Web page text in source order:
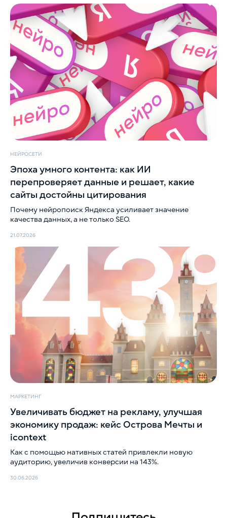
НЕЙРОСЕТИ
Эпоха умного контента: как ИИ
перепроверяет данные и решает, какие
сайты достойны цитирования
Почему нейропоиск Яндекса усиливает значение
качества данных, а не только SEO.
21.07.2026
МАРКЕТИНГ
Увеличивать бюджет на рекламу, улучшая
экономику продаж: кейс Острова Мечты и
icontext
Как с помощью нативных статей привлекли новую
аудиторию, увеличив конверсии на 143%.
30.06.2026
Zen Mobile Agency
Registratura
iSEO
CPAExchange
© Сайт icontextgroup.ru
Политика обработки персональных данных
Статьи
Исследования
Стать автором
Пишите на почту
sales@icontextgroup.ru
Звоните по телефону
+7 (499) 929-85-95
Приезжайте в гости
г. Москва, ул. Новослободская, д. 16